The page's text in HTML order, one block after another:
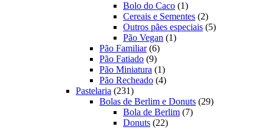
produtos
Bolo do Caco 11
produto
Cereais e Sementes 22
produtos
Outros pães especiais 55
Pão Vegan 11
Pão Familiar 66
produtos
Pão Fatiado 99
produtos
Pão Miniatura 11
produto
Pão Recheado 44
Pastelaria 231231
produtos
Bolas de Berlim e Donuts 2929
Bola de Berlim 77
Donuts 2222